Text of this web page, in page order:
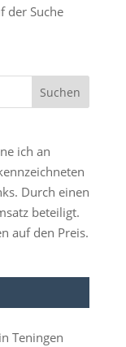
der Suche
ich an
Durch einen
beteiligt.
auf den Preis.